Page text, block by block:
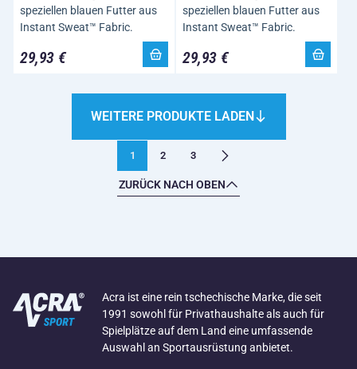
speziellen blauen Futter aus
Instant Sweat™ Fabric.
29,93 €
speziellen blauen Futter aus
Instant Sweat™ Fabric.
29,93 €
ZURÜCK NACH OBEN
WEITERE PRODUKTE LADEN
1 2 3
Acra ist eine rein tschechische Marke, die seit
1991 sowohl für Privathaushalte als auch für
Spielplätze auf dem Land eine umfassende
Auswahl an Sportausrüstung anbietet.